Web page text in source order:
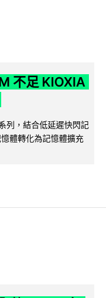
不足 KIOXIA
列，結合低延遲快閃記
體轉化為記憶體擴充